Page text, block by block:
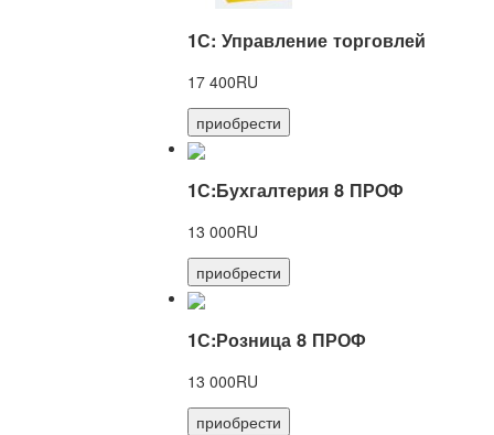
1С: Управление торговлей
17 400RU
приобрести
1С:Бухгалтерия 8 ПРОФ
13 000RU
приобрести
1С:Розница 8 ПРОФ
13 000RU
приобрести